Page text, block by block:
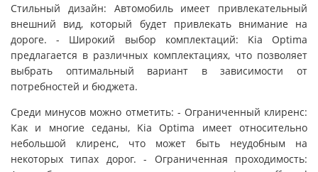
Стильный дизайн: Автомобиль имеет привлекательный
внешний вид, который будет привлекать внимание на
дороге. - Широкий выбор комплектаций: Kia Optima
предлагается в различных комплектациях, что позволяет
выбрать оптимальный вариант в зависимости от
потребностей и бюджета.
Среди минусов можно отметить: - Ограниченный клиренс:
Как и многие седаны, Kia Optima имеет относительно
небольшой клиренс, что может быть неудобным на
некоторых типах дорог. - Ограниченная проходимость: